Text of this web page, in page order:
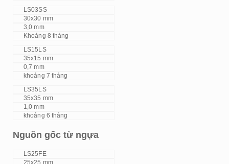
LS03SS
30x30 mm
3,0 mm
Khoảng 8 tháng
LS15LS
35x15 mm
0,7 mm
khoảng 7 tháng
LS35LS
35x35 mm
1,0 mm
khoảng 6 tháng
Nguồn gốc từ ngựa
LS25FE
25x25 mm